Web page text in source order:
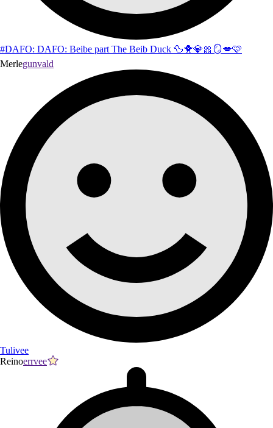
#DAFO: DAFO: Beibe part The Beib Duck 🦆🐥💎🎀🪞💋🩷
Merlegunvald
Tulivee
Reinoerrvee